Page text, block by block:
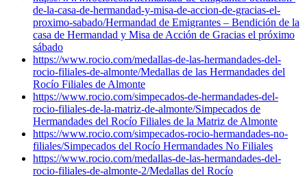
de-la-casa-de-hermandad-y-misa-de-accion-de-gracias-el-
proximo-sabado/Hermandad de Emigrantes – Bendición de la
casa de Hermandad y Misa de Acción de Gracias el próximo
sábado
https://www.rocio.com/medallas-de-las-hermandades-del-
rocio-filiales-de-almonte/Medallas de las Hermandades del
Rocío Filiales de Almonte
https://www.rocio.com/simpecados-de-hermandades-del-
rocio-filiales-de-la-matriz-de-almonte/Simpecados de
Hermandades del Rocío Filiales de la Matriz de Almonte
https://www.rocio.com/simpecados-rocio-hermandades-no-
filiales/Simpecados del Rocío Hermandades No Filiales
https://www.rocio.com/medallas-de-las-hermandades-del-
rocio-filiales-de-almonte-2/Medallas del Rocío